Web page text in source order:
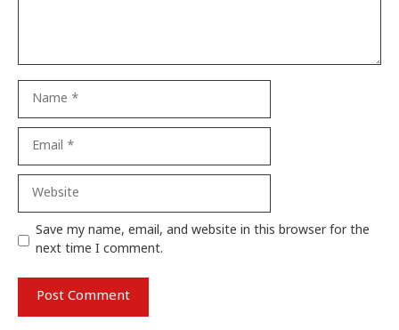
Website
Save my name, email, and website in this browser for the
next time I comment.